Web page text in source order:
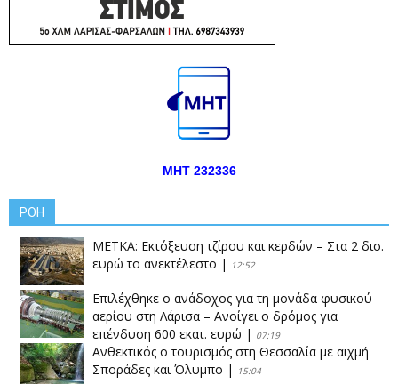
ΜΗΤ 232336
ΡΟΗ
ΜΕΤΚΑ: Εκτόξευση τζίρου και κερδών – Στα 2 δισ.
ευρώ το ανεκτέλεστο | 12:52
Επιλέχθηκε ο ανάδοχος για τη μονάδα φυσικού
αερίου στη Λάρισα – Ανοίγει ο δρόμος για
επένδυση 600 εκατ. ευρώ | 07:19
Ανθεκτικός ο τουρισμός στη Θεσσαλία με αιχμή
Σποράδες και Όλυμπο | 15:04